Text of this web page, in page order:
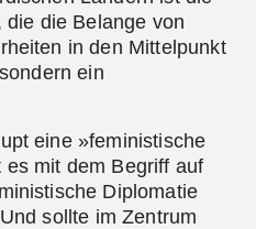
die die Belange von
in den Mittelpunkt
ein
eine »feministische
mit dem Begriff auf
Diplomatie
sollte im Zentrum